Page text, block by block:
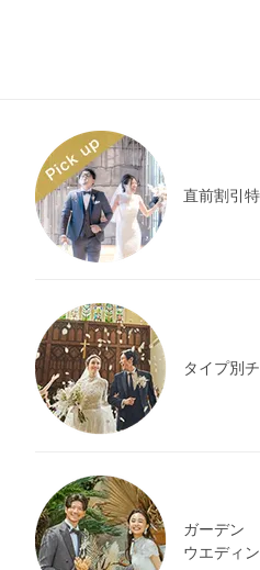
直前割引
タイプ別
ガーデン
ウエディ